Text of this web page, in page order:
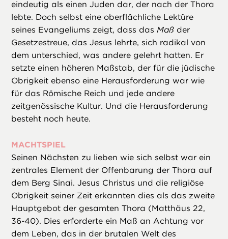
eindeutig als einen Juden dar, der nach der Thora
lebte. Doch selbst eine oberflächliche Lektüre
seines Evangeliums zeigt, dass dasMaß der
Gesetzestreue, das Jesus lehrte, sich radikal von
dem unterschied, was andere gelehrt hatten. Er
setzte einen höheren Maßstab, der für die jüdische
Obrigkeit ebenso eine Herausforderung war wie
für das Römische Reich und jede andere
zeitgenössische Kultur. Und die Herausforderung
besteht noch heute.
MACHTSPIEL
Seinen Nächsten zu lieben wie sich selbst war ein
zentrales Element der Offenbarung der Thora auf
dem Berg Sinai. Jesus Christus und die religiöse
Obrigkeit seiner Zeit erkannten dies als das zweite
Hauptgebot der gesamten Thora (Matthäus 22,
36-40). Dies erforderte ein Maß an Achtung vor
dem Leben, das in der brutalen Welt des